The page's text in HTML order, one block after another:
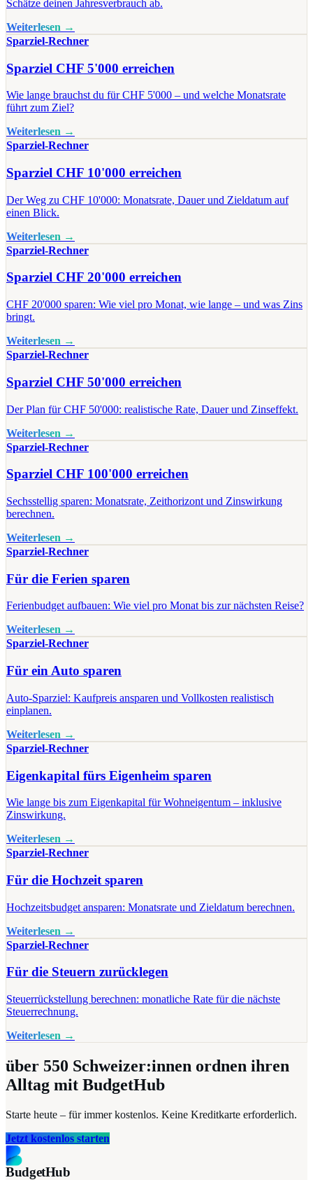
Schätze deinen Jahresverbrauch ab.
Weiterlesen →
Sparziel-Rechner
Sparziel CHF 5'000 erreichen
Wie lange brauchst du für CHF 5'000 – und welche Monatsrate
führt zum Ziel?
Weiterlesen →
Sparziel-Rechner
Sparziel CHF 10'000 erreichen
Der Weg zu CHF 10'000: Monatsrate, Dauer und Zieldatum auf
einen Blick.
Weiterlesen →
Sparziel-Rechner
Sparziel CHF 20'000 erreichen
CHF 20'000 sparen: Wie viel pro Monat, wie lange – und was Zins
bringt.
Weiterlesen →
Sparziel-Rechner
Sparziel CHF 50'000 erreichen
Der Plan für CHF 50'000: realistische Rate, Dauer und Zinseffekt.
Weiterlesen →
Sparziel-Rechner
Sparziel CHF 100'000 erreichen
Sechsstellig sparen: Monatsrate, Zeithorizont und Zinswirkung
berechnen.
Weiterlesen →
Sparziel-Rechner
Für die Ferien sparen
Ferienbudget aufbauen: Wie viel pro Monat bis zur nächsten Reise?
Weiterlesen →
Sparziel-Rechner
Für ein Auto sparen
Auto-Sparziel: Kaufpreis ansparen und Vollkosten realistisch
einplanen.
Weiterlesen →
Sparziel-Rechner
Eigenkapital fürs Eigenheim sparen
Wie lange bis zum Eigenkapital für Wohneigentum – inklusive
Zinswirkung.
Weiterlesen →
Sparziel-Rechner
Für die Hochzeit sparen
Hochzeitsbudget ansparen: Monatsrate und Zieldatum berechnen.
Weiterlesen →
Sparziel-Rechner
Für die Steuern zurücklegen
Steuerrückstellung berechnen: monatliche Rate für die nächste
Steuerrechnung.
Weiterlesen →
über 550 Schweizer:innen ordnen ihren
Alltag mit BudgetHub
Starte heute – für immer kostenlos. Keine Kreditkarte erforderlich.
Jetzt kostenlos starten
BudgetHub